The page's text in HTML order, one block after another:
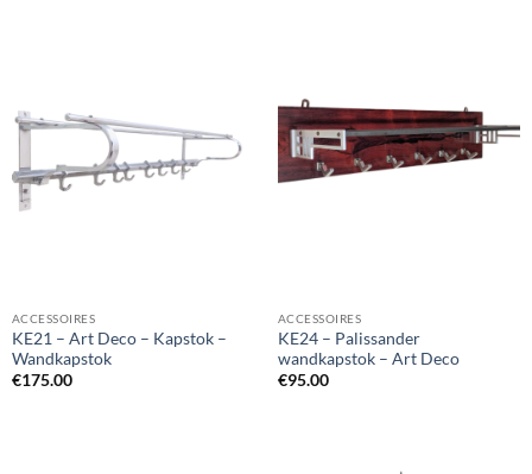
ACCESSOIRES
KE21 – Art Deco – Kapstok –
Wandkapstok
€175.00
ACCESSOIRES
KE24 – Palissander
wandkapstok – Art Deco
€95.00